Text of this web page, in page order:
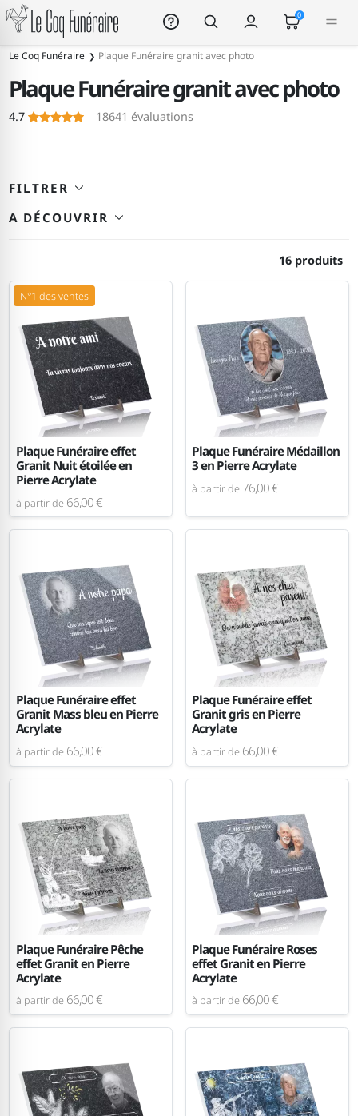
Le Coq Funéraire 0
259
Le Coq Funéraire Plaque Funéraire granit avec photo
Plaque Funéraire granit avec photo
Le Coq Funéraire
4.7 18641 évaluations
FILTRER
A DÉCOUVRIR
16 produits
N°1 des ventes
Plaque Funéraire effet
Granit Nuit étoilée en
Pierre Acrylate
à partir de 66,00 €
Plaque Funéraire Médaillon
3 en Pierre Acrylate
à partir de 76,00 €
Plaque Funéraire effet
Granit Mass bleu en Pierre
Acrylate
à partir de 66,00 €
Plaque Funéraire effet
Granit gris en Pierre
Acrylate
à partir de 66,00 €
Plaque Funéraire Pêche
effet Granit en Pierre
Acrylate
à partir de 66,00 €
Plaque Funéraire Roses
effet Granit en Pierre
Acrylate
à partir de 66,00 €